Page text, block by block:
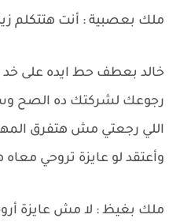
ملك بعصبية : أنت هتتكلم زيه
خالد بعطف حط ايده على خد
رجوعك لشركتك ده الصح
اللي رجعتي مش هتفرق
وأعتقد لو عايزة تروحي
ملك بغيظ : لا مش عايزة